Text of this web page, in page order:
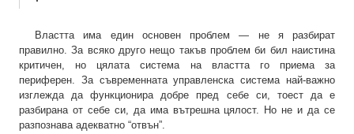
Властта има един основен проблем — не я разбират
правилно. За всяко друго нещо такъв проблем би бил наистина
критичен, но цялата система на властта го приема за
периферен. За съвременната управленска система най-важно
изглежда да функционира добре пред себе си, тоест да е
разбирана от себе си, да има вътрешна цялост. Но не и да се
разпознава адекватно “отвън”.